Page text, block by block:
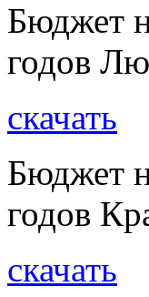
Бюджет
годов
скачать
Бюджет
годов
скачать